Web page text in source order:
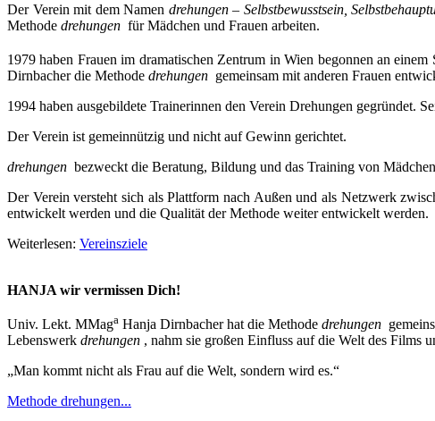
Der Verein mit dem Namen drehungen– Selbstbewusstsein,
Methode drehungen für Mädchen und Frauen arbeiten.
1979 haben Frauen im dramatischen Zentrum in Wien begonnen an
Dirnbacher die Methode drehungen gemeinsam mit anderen Frauen
1994 haben ausgebildete Trainerinnen den Verein Drehungen gegründet.
Der Verein ist gemeinnützig und nicht auf Gewinn gerichtet.
drehungen bezweckt die Beratung, Bildung und das Training von
Der Verein versteht sich als Plattform nach Außen und als Netzwerk
entwickelt werden und die Qualität der Methode weiter entwickelt werden.
Weiterlesen: Vereinsziele
HANJA wir vermissen Dich!
Univ. Lekt. MMaga Hanja Dirnbacher hat die Methode drehungen
Lebenswerk drehungen , nahm sie großen Einfluss auf die Welt des Films
„Man kommt nicht als Frau auf die Welt, sondern wird es.“
Methode drehungen...